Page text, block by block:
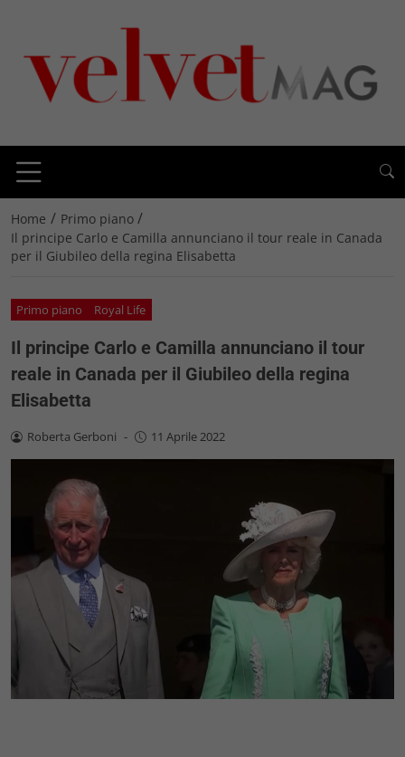
Home / Primo piano /
Il principe Carlo e Camilla annunciano il tour reale in Canada
per il Giubileo della regina Elisabetta
Primo piano Royal Life
Il principe Carlo e Camilla annunciano il tour
reale in Canada per il Giubileo della regina
Elisabetta
Roberta Gerboni - 11 Aprile 2022